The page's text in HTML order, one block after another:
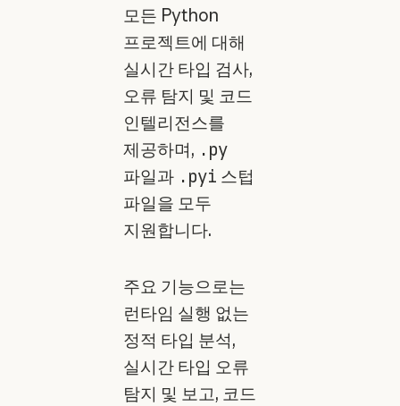
모든 Python
프로젝트에 대해
실시간 타입 검사,
오류 탐지 및 코드
인텔리전스를
제공하며, .py
파일과 .pyi 스텁
파일을 모두
지원합니다.
주요 기능으로는
런타임 실행 없는
정적 타입 분석,
실시간 타입 오류
탐지 및 보고, 코드